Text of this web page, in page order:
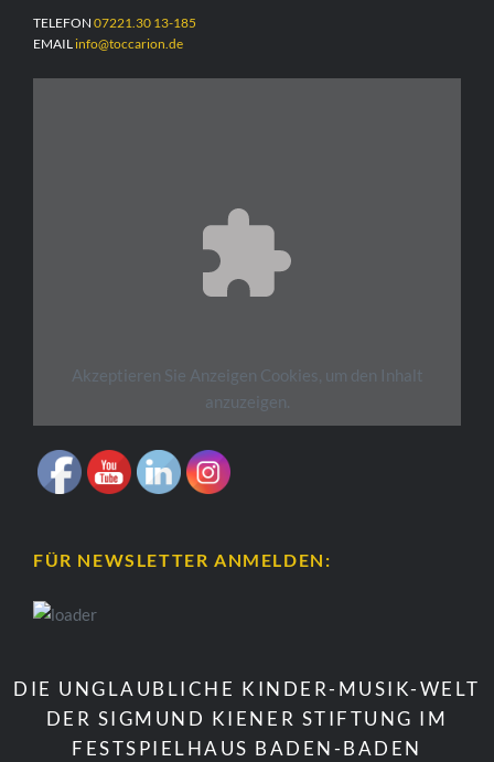
TELEFON 07221.30 13-185
EMAIL info@toccarion.de
Akzeptieren Sie Anzeigen Cookies, um den Inhalt
anzuzeigen.
FÜR NEWSLETTER ANMELDEN:
DIE UNGLAUBLICHE KINDER-MUSIK-WELT
DER SIGMUND KIENER STIFTUNG IM
FESTSPIELHAUS BADEN-BADEN